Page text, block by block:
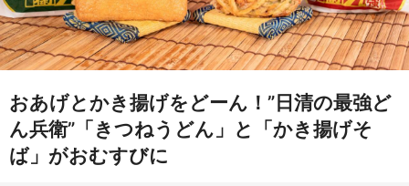
おあげとかき揚げをどーん！”日清の最強ど
ん兵衛”「きつねうどん」と「かき揚げそ
ば」がおむすびに